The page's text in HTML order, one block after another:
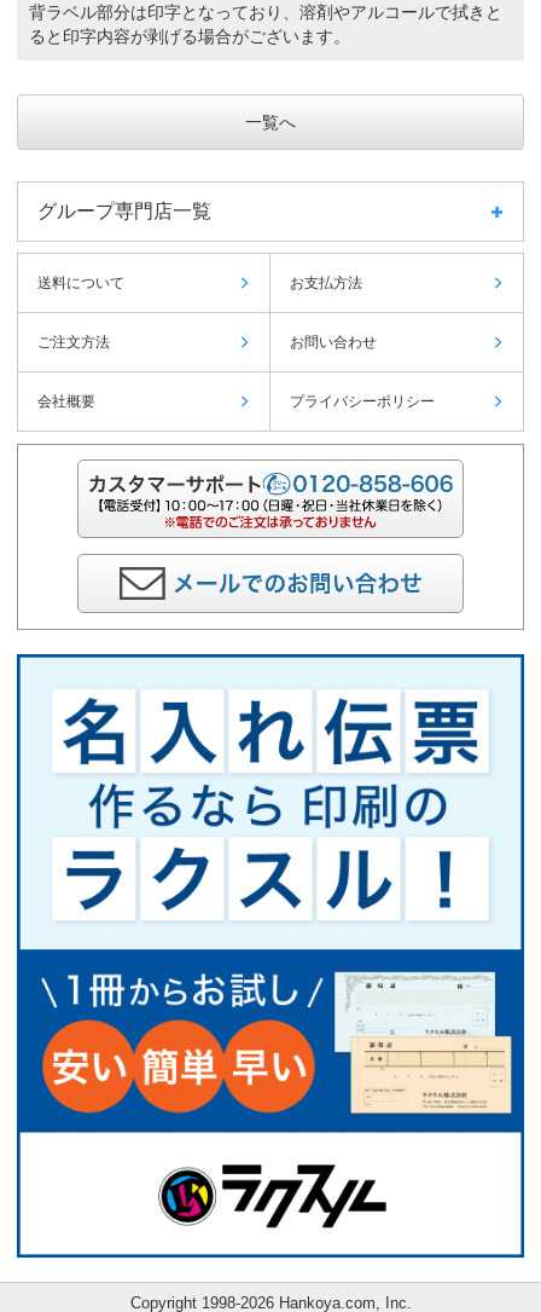
背ラベル部分は印字となっており、溶剤やアルコールで拭きと
ると印字内容が剥げる場合がございます。
一覧へ
グループ専門店一覧
送料について お支払方法
ご注文方法 お問い合わせ
会社概要 プライバシーポリシー
Copyright 1998-2026 Hankoya.com, Inc.